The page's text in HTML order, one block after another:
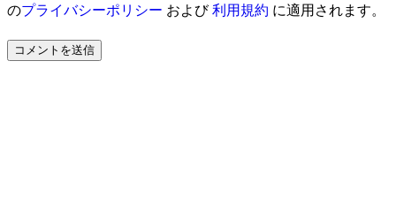
のプライバシーポリシー および利用規約 に適用されます。